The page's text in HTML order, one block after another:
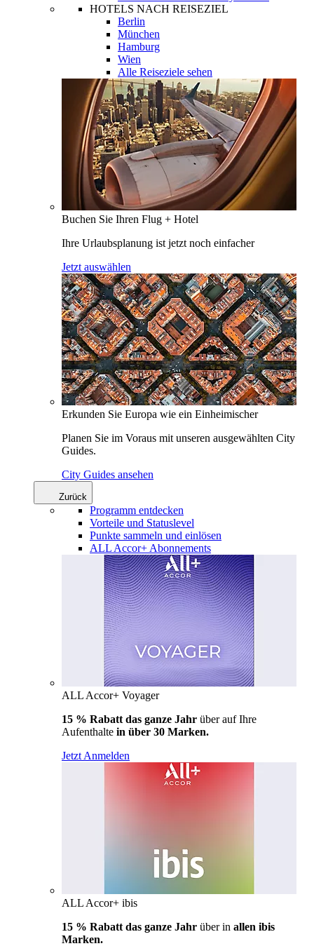
HOTELS NACH REISEZIEL
Berlin
München
Hamburg
Wien
Alle Reiseziele sehen
Buchen Sie Ihren Flug + Hotel
Ihre Urlaubsplanung ist jetzt noch einfacher
Jetzt auswählen
Erkunden Sie Europa wie ein Einheimischer
Planen Sie im Voraus mit unseren ausgewählten City
Guides.
City Guides ansehen
Zurück
Programm entdecken
Vorteile und Statuslevel
Punkte sammeln und einlösen
ALL Accor+ Abonnements
ALL Accor+ Voyager
15 % Rabatt das ganze Jahr über auf Ihre
Aufenthalte in über 30 Marken.
Jetzt Anmelden
ALL Accor+ ibis
15 % Rabatt das ganze Jahr über in allen ibis
Marken.